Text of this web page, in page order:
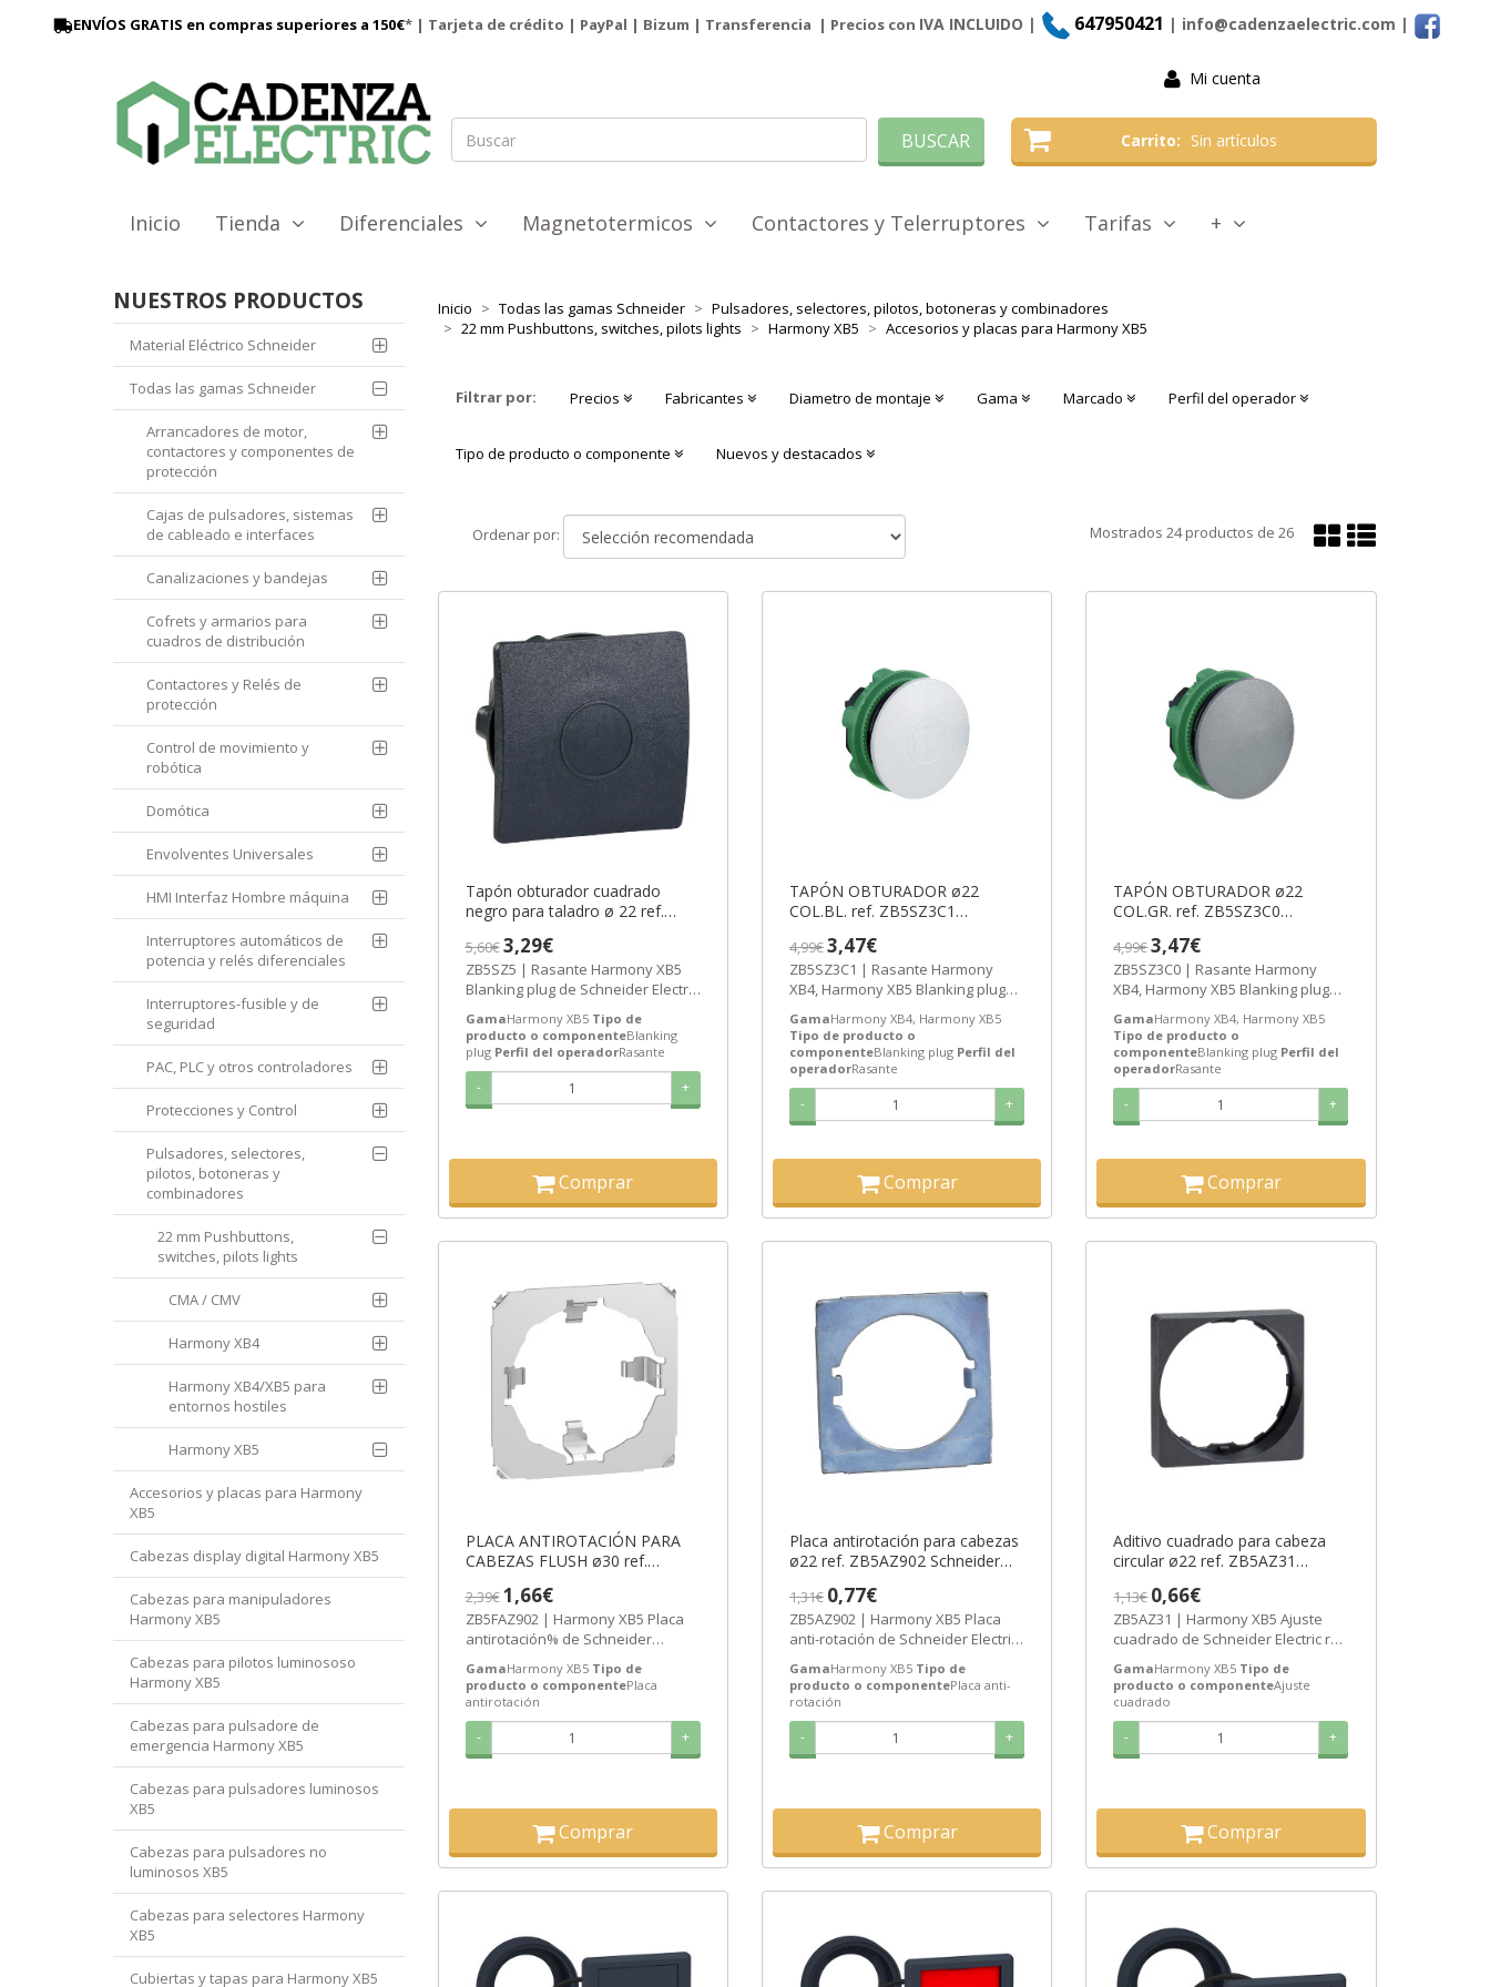
ENVÍOS GRATIS en compras superiores a 150€* | Tarjeta de crédito | PayPal | Bizum | Transferencia | Precios con IVA INCLUIDO | 647950421 | info@cadenzaelectric.com |
Mi cuenta
Carrito Sin artículos
BUSCAR
Inicio Tienda Diferenciales Magnetotermicos Contactores y Telerruptores Tarifas +
Inicio Todas las gamas Schneider
Pulsadores, selectores, pilotos, botoneras y combinadores
22 mm Pushbuttons, switches, pilots lights
Harmony XB5 Accesorios y placas para Harmony XB5
Filtrar por: Precios Fabricantes Diametro de montaje Gama Marcado Perfil del operador
Tipo de producto o componente Nuevos y destacados
Ordenar por:
Ordenar
por
Mostrar
en
Mostrar
en
Mostrados 24productos de 26
Tapón obturador cuadrado
negro para taladro ø 22 ref.
[PLAZO 3-6 SEMANAS]
5,60€3,29€
ZB5SZ5 | Rasante Harmony XB5
Blanking plug de Schneider Electric
GamaHarmony XB5 Tipo de
producto o componenteBlanking
plug Perfil del operadorRasante
- +
Comprar
TAPÓN OBTURADOR ø22
COL.BL. ref. ZB5SZ3C1
SEMANAS]
4,99€3,47€
ZB5SZ3C1 | Rasante Harmony
XB4, Harmony XB5 Blanking plug
ZB5SZ3C1...
GamaHarmony XB4, Harmony XB5
Tipo de producto o
componenteBlanking plug Perfil del
operadorRasante
- +
Comprar
TAPÓN OBTURADOR ø22
COL.GR. ref. ZB5SZ3C0
SEMANAS]
4,99€3,47€
ZB5SZ3C0 | Rasante Harmony
XB4, Harmony XB5 Blanking plug
ZB5SZ3C0...
GamaHarmony XB4, Harmony XB5
Tipo de producto o
componenteBlanking plug Perfil del
operadorRasante
- +
Comprar
PLACA ANTIROTACIÓN PARA
CABEZAS FLUSH ø30 ref.
[PLAZO 3-6 SEMANAS]
2,39€1,66€
ZB5FAZ902 | Harmony XB5 Placa
antirotación% de Schneider
-...
GamaHarmony XB5 Tipo de
producto o componentePlaca
antirotación
- +
Comprar
Placa antirotación para cabezas
ø22 ref. ZB5AZ902 Schneider
1,31€ 0,77€
ZB5AZ902 | Harmony XB5 Placa
anti-rotación de Schneider Electric
GamaHarmony XB5 Tipo de
producto o componentePlaca anti-
rotación
- +
Comprar
Aditivo cuadrado para cabeza
circular ø22 ref. ZB5AZ31
SEMANAS]
1,13€0,66€
ZB5AZ31 | Harmony XB5 Ajuste
cuadrado de Schneider Electric ref.
con...
GamaHarmony XB5 Tipo de
producto o componenteAjuste
cuadrado
- +
Comprar
NUESTROS PRODUCTOS
Material Eléctrico Schneider
Todas las gamas Schneider
Arrancadores de motor,
contactores y componentes de
protección
Cajas de pulsadores, sistemas
de cableado e interfaces
Canalizaciones y bandejas
Cofrets y armarios para
cuadros de distribución
Contactores y Relés de
protección
Control de movimiento y
robótica
Domótica
Envolventes Universales
HMI Interfaz Hombre máquina
Interruptores automáticos de
potencia y relés diferenciales
Interruptores-fusible y de
seguridad
PAC, PLC y otros controladores
Protecciones y Control
Pulsadores, selectores,
pilotos, botoneras y
combinadores
22 mm Pushbuttons,
switches, pilots lights
CMA / CMV
Harmony XB4
Harmony XB4/XB5 para
entornos hostiles
Harmony XB5
Accesorios y placas para Harmony
XB5
Cabezas display digital Harmony XB5
Cabezas para manipuladores
Harmony XB5
Cabezas para pilotos luminososo
Harmony XB5
Cabezas para pulsadore de
emergencia Harmony XB5
Cabezas para pulsadores luminosos
XB5
Cabezas para pulsadores no
luminosos XB5
Cabezas para selectores Harmony
XB5
Cubiertas y tapas para Harmony XB5